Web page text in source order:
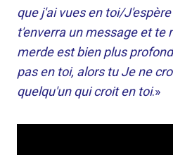
que j'ai vues en toi/
t'enverra un message et te
merde est bien plus
pas en toi, alors tu Je ne
quelqu'un qui croit en toi.»